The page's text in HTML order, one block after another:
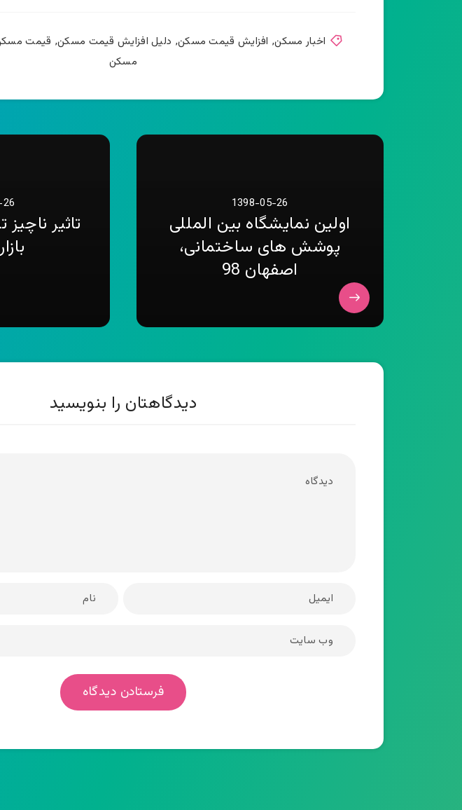
اخبار مسکن, افزایش قیمت مسکن, دلیل افزایش قیمت مسکن, قیمت
مسکن
تاثیر
1398-05-26
اولین نمایشگاه بین المللی
پوشش های ساختمانی،
اصفهان 98
دیدگاهتان را بنویسید